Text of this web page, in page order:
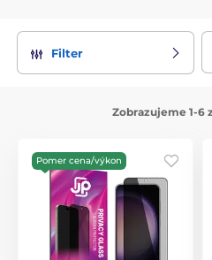
Filter
Zobrazujeme 1-6
Pomer cena/výkon